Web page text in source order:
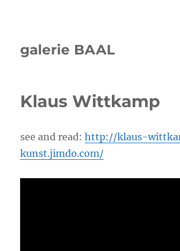
galerie BAAL
Klaus Wittkamp
see and read:http://klaus-
kunst.jimdo.com/